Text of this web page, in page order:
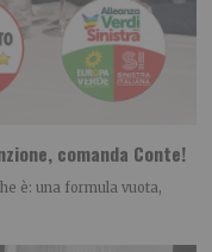
comanda Conte!
è: una formula vuota,